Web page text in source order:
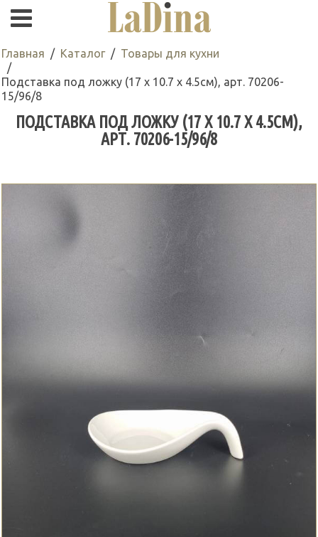
Главная Каталог Товары для кухни
Подставка под ложку (17 х 10.7 х 4.5см), арт. 70206-
15/96/8
ПОДСТАВКА ПОД ЛОЖКУ (17 Х 10.7 Х 4.5СМ),
АРТ. 70206-15/96/8